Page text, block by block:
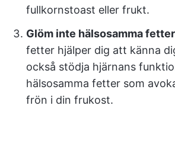
fullkornstoast eller frukt.
Glöm inte hälsosamma fetter
fetter hjälper dig att känna
också stödja hjärnans
hälsosamma fetter som
frön i din frukost.